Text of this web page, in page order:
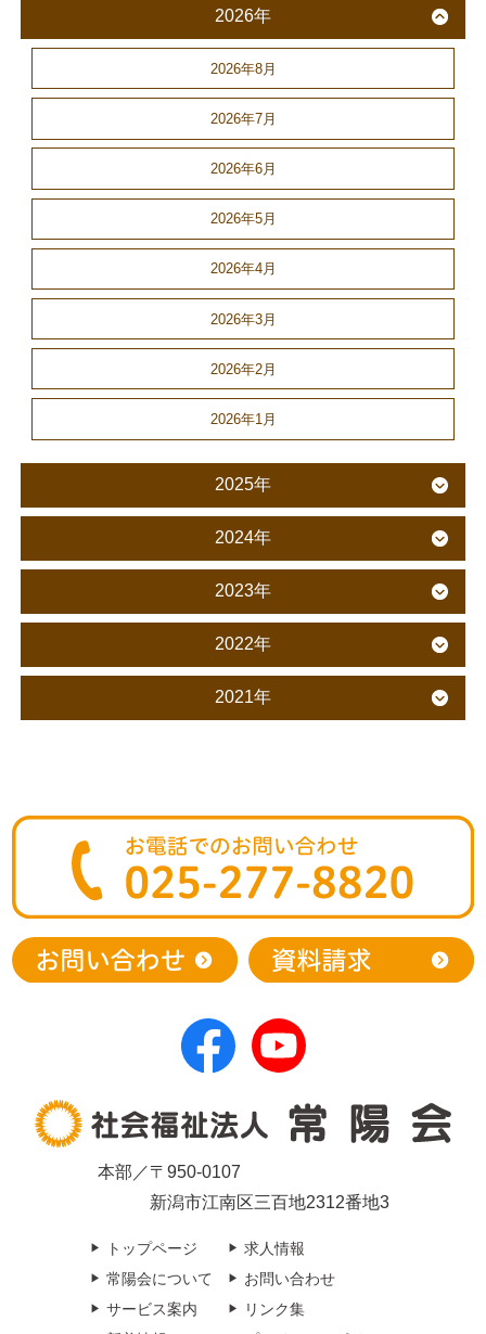
2026年
2026年8月
2026年7月
2026年6月
2026年5月
2026年4月
2026年3月
2026年2月
2026年1月
2025年
2024年
2023年
2022年
2021年
本部／〒950-0107
新潟市江南区三百地2312番地3
トップページ
常陽会について
サービス案内
求人情報
お問い合わせ
リンク集